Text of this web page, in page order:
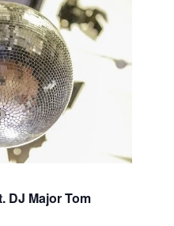
DJ Major Tom